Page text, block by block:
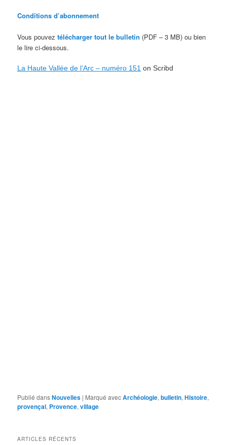
Conditions d’abonnement
Vous pouveztélécharger tout le bulletin (PDF – 3 MB) ou bien
le lire ci-dessous.
La Haute Vallée de l’Arc – numéro 151 on Scribd
Publié dansNouvelles | Marqué avecArchéologie,bulletin,Histoire,
provençal, Provence,village
ARTICLES RÉCENTS